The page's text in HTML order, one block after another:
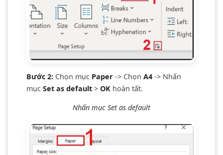
Bước 2: Chọn mục Paper -> Chọn A4 -> Nhấn
mục Set as default > OK hoàn tất.
Nhấn mục Set as default